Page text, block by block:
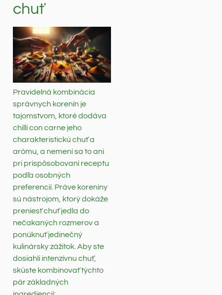
chuť
Pravidelná kombinácia
správnych korenín je
tajomstvom, ktoré dodáva
chilli con carne jeho
charakteristickú chuť a
arómu, a nemení sa to ani
pri prispôsobovaní receptu
podľa osobných
preferencií. Práve koreniny
sú nástrojom, ktorý dokáže
preniesť chuť jedla do
nečakaných rozmerov a
ponúknuť jedinečný
kulinársky zážitok. Aby ste
dosiahli intenzívnu chuť,
skúste kombinovať týchto
pár základných